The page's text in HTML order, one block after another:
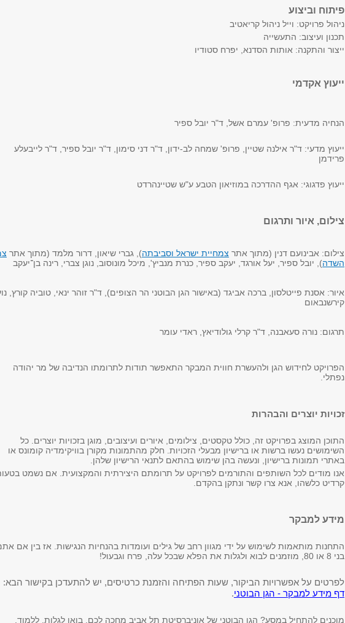
פיתוח וביצוע
ניהול פרויקט: וייל ניהול קריאטיב
תכנון ועיצוב: התעשייה
ייצור והתקנה: אותות הסדנא, יפרח סטודיו
ייעוץ אקדמי
הנחיה מדעית: פרופ' עמרם אשל, ד"ר יובל ספיר
ייעוץ מדעי: ד"ר אילנה שטיין, פרופ' שמחה לב-ידון, ד"ר דני סימון, ד"ר יובל ספיר, ד"ר לייבעלע
פרידמן
ייעוץ פדגוגי: אגף ההדרכה במוזיאון הטבע ע"ש שטיינהרדט
צילום, איור ותרגום
צילום: אבינועם דנין (מתוך אתר צמחיית ישראל וסביבתה), גברי שיאון, דרור מלמד (מתוך אתר
השדה), יובל ספיר, יעל אורגד, יעקב ספיר, כנרת מנביץ', מיכל מונוסוב, נוגן צברי, רינה בן־יעקב
איור: אסנת פייטלסון, ברכה אביגד (באישור הגן הבוטני הר הצופים), ד"ר זוהר ינאי, טוביה קורץ,
קירשנבאום
תרגום: נורה סעאבנה, ד"ר קרלי גולודיאץ, ראדי עומר
הפרויקט לחידוש הגן ולהעשרת חווית המבקר התאפשר תודות לתרומתו הנדיבה של מר יהודה
נפתלי.
זכויות יוצרים והבהרות
התוכן המוצג בפרויקט זה, כולל טקסטים, צילומים, איורים ועיצובים, מוגן בזכויות יוצרים. כל
השימושים נעשו ברשות או ברישיון מבעלי הזכויות. חלק מהתמונות מקורן בוויקימדיה קומונס או
באתרי תמונות ברישיון, ונעשה בהן שימוש בהתאם לתנאי הרישיון שלהן.
אנו מודים לכל השותפים והתורמים לפרויקט על תרומתם היצירתית והמקצועית. אם נשמט
קרדיט כלשהו, אנא צרו קשר ונתקן בהקדם.
מידע למבקר
התחנות מותאמות לשימוש על ידי מגוון רחב של גילים ועומדות בהנחיות הנגישות. אז בין אם
בני 8 או 80, מוזמנים לבוא ולגלות את הפלא שבכל עלה, פרח וגבעול!
לפרטים על אפשרויות הביקור, שעות הפתיחה והזמנת כרטיסים, יש להתעדכן בקישור הבא:
דף מידע למבקר - הגן הבוטני.
מוכנים להתחיל במסע? הגן הבוטני של אוניברסיטת תל אביב מחכה לכם. בואו לגלות, ללמוד,